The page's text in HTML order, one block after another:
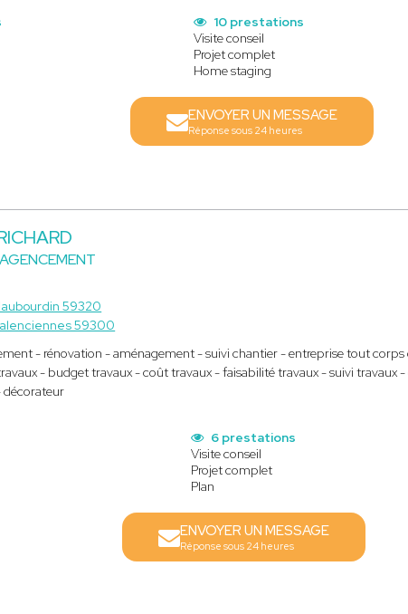
10 prestations
Visite conseil
Projet complet
Home staging
ENVOYER UN MESSAGE
Réponse sous 24 heures
59320
59300
- rénovation - aménagement - suivi chantier - entreprise tout
- budget travaux - coût travaux - faisabilité travaux - suivi
décorateur
6 prestations
Visite conseil
Projet complet
Plan
ENVOYER UN MESSAGE
Réponse sous 24 heures